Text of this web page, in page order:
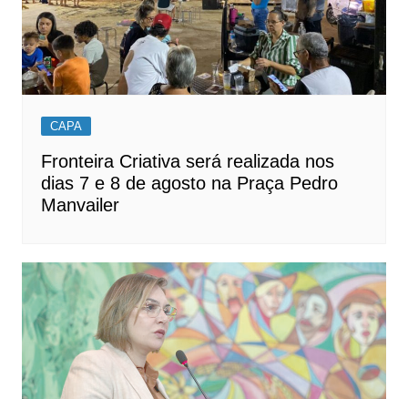
CAPA
Fronteira Criativa será realizada nos
dias 7 e 8 de agosto na Praça Pedro
Manvailer